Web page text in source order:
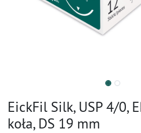
EickFil Silk, USP 4/0,
koła, DS 19 mm